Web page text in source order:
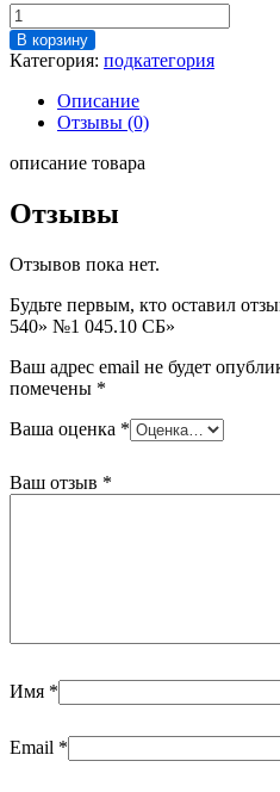
Количество
товара
Планшайба
"Альпина
540"
СБ
В корзину
Категория: подкатегория
Описание
Отзывы (0)
описание товара
Отзывы
Отзывов пока нет.
Будьте первым, кто оставил
540» №1 045.10 СБ»
Ваш адрес email не будет
помечены *
Ваша оценка *
Ваш отзыв *
Имя *
Email *